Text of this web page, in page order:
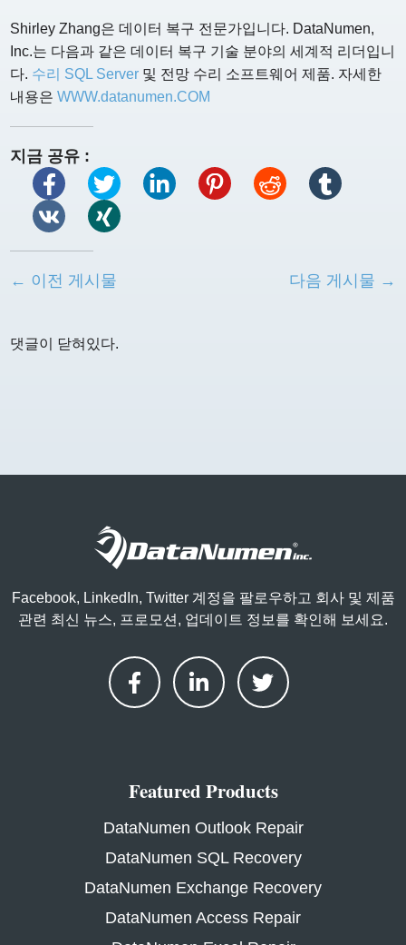
Shirley Zhang은 데이터 복구 전문가입니다. DataNumen,
Inc.는 다음과 같은 데이터 복구 기술 분야의 세계적 리더입니
다. 수리 SQL Server 및 전망 수리 소프트웨어 제품. 자세한
내용은WWW.datanumen.COM
지금 공유 :
← 이전 게시물 다음 게시물 →
댓글이 닫혀있다.
Facebook, LinkedIn, Twitter 계정을 팔로우하고 회사 및 제품
관련 최신 뉴스, 프로모션, 업데이트 정보를 확인해 보세요.
Featured Products
DataNumen Outlook Repair
DataNumen SQL Recovery
DataNumen Exchange Recovery
DataNumen Access Repair